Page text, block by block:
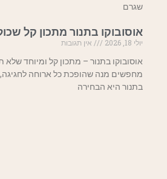
שגרם
אוסובוקו בתנור מתכון קל
יולי 18, 2026
אין תגובות
אוסובוקו בתנור – מתכון קל ומיוחד
מחפשים מנה שהופכת כל ארוחה לחגיגה,
בתנור היא הבחירה